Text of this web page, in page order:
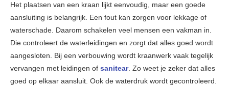
Het plaatsen van een kraan lijkt eenvoudig, maar een goede
aansluiting is belangrijk. Een fout kan zorgen voor lekkage of
waterschade. Daarom schakelen veel mensen een vakman in.
Die controleert de waterleidingen en zorgt dat alles goed wordt
aangesloten. Bij een verbouwing wordt kraanwerk vaak tegelijk
vervangen met leidingen of sanitear. Zo weet je zeker dat alles
goed op elkaar aansluit. Ook de waterdruk wordt gecontroleerd.